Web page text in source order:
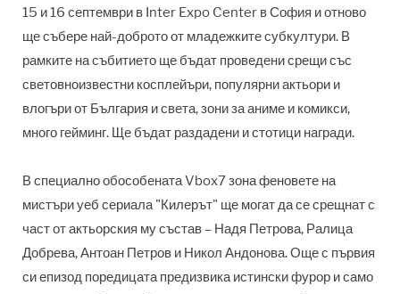
15 и 16 септември в Inter Expo Center в София и отново
ще събере най-доброто от младежките субкултури. В
рамките на събитието ще бъдат проведени срещи със
световноизвестни косплейъри, популярни актьори и
влогъри от България и света, зони за аниме и комикси,
много гейминг. Ще бъдат раздадени и стотици награди.
В специално обособената Vbox7 зона феновете на
мистъри уеб сериала "Килерът" ще могат да се срещнат с
част от актьорския му състав – Надя Петрова, Ралица
Добрева, Антоан Петров и Никол Андонова. Още с първия
си епизод поредицата предизвика истински фурор и само